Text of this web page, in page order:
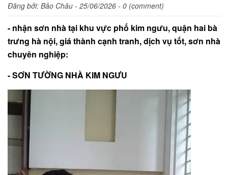
Đăng bởi: Bảo Châu - 25/06/2026 - 0 (comment)
- nhận sơn nhà tại khu vực phố kim ngưu, quận hai bà
trưng hà nội, giá thành cạnh tranh, dịch vụ tốt, sơn nhà
chuyên nghiệp:
- SƠN TƯỜNG NHÀ KIM NGƯU